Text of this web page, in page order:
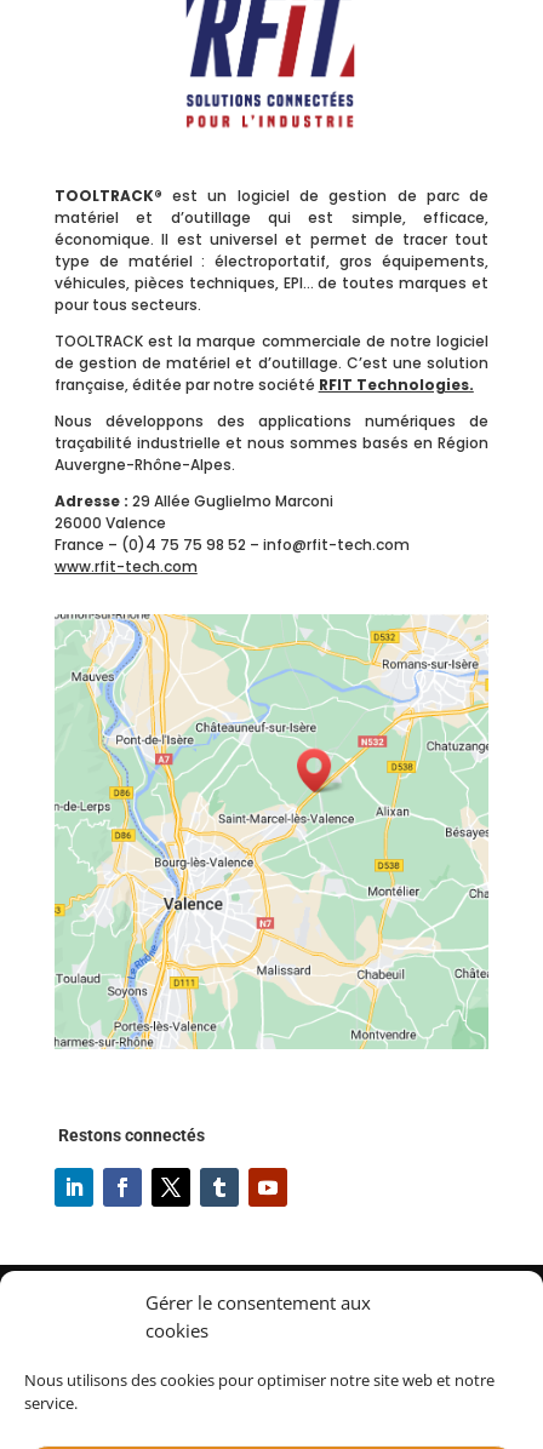
Gérer le consentement aux
cookies
Nous utilisons des cookies pour optimiser notre site web et notre
service.
TOOLTRACK® est un logiciel de gestion de parc de
matériel et d’outillage qui est simple, efficace,
économique. Il est universel et permet de tracer tout
type de matériel : électroportatif, gros équipements,
véhicules, pièces techniques, EPI… de toutes marques et
pour tous secteurs.
TOOLTRACK est la marque commerciale de notre logiciel
de gestion de matériel et d’outillage. C’est une solution
française, éditée par notre société RFIT Technologies.
Nous développons des applications numériques de
traçabilité industrielle et nous sommes basés en Région
Auvergne-Rhône-Alpes.
Adresse : 29 Allée Guglielmo Marconi
26000 Valence
France – (0)4 75 75 98 52 – info@rfit-tech.com
www.rfit-tech.com
Restons connectés
✔ Gestion de parc de matériels, outillages et équipements